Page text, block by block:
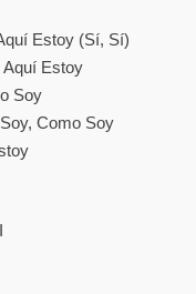
Estoy (sí, Sí)
Aquí Estoy
Soy
Como Soy